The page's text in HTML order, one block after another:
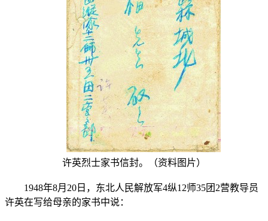
许英烈士家书信封。（资料图片）
1948年8月20日，东北人民解放军4纵12师35团2营教导员
许英在写给母亲的家书中说：